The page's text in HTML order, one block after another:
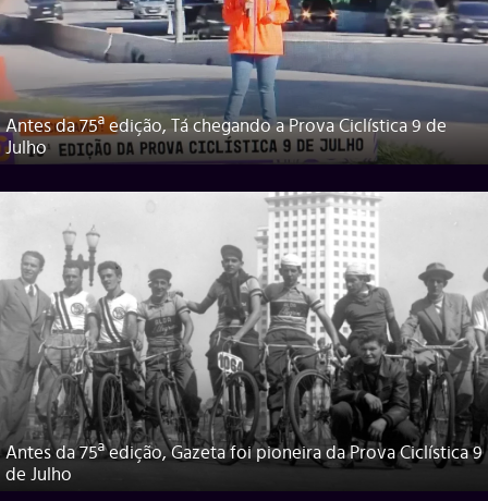
Antes da 75ª edição, Tá chegando a Prova Ciclística 9 de
Julho
Antes da 75ª edição, Gazeta foi pioneira da Prova Ciclística 9
de Julho